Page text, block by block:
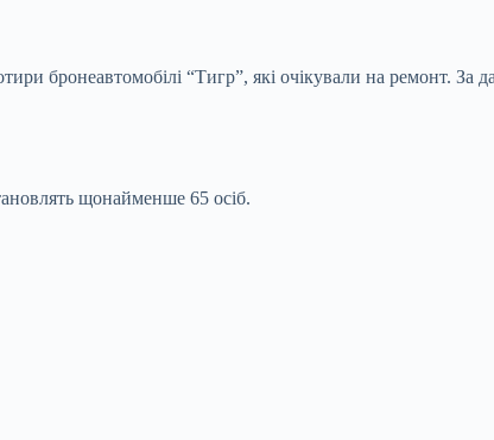
бронеавтомобілі “Тигр”, які очікували на ремонт. За
щонайменше 65 осіб.